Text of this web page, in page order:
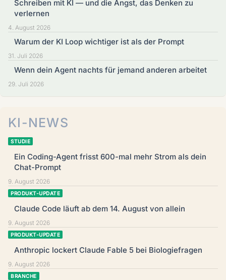
Schreiben mit KI — und die Angst, das Denken zu
verlernen
4. August 2026
Warum der KI Loop wichtiger ist als der Prompt
31. Juli 2026
Wenn dein Agent nachts für jemand anderen arbeitet
29. Juli 2026
KI-NEWS
STUDIE
Ein Coding-Agent frisst 600-mal mehr Strom als dein
Chat-Prompt
9. August 2026
PRODUKT-UPDATE
Claude Code läuft ab dem 14. August von allein
9. August 2026
PRODUKT-UPDATE
Anthropic lockert Claude Fable 5 bei Biologiefragen
9. August 2026
BRANCHE